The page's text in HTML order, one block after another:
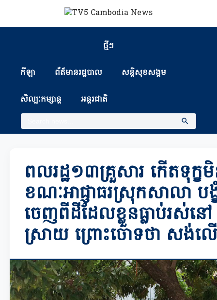
ថ្មីៗ
កីឡា ព័ត៏មានរដ្ឋបាល សន្តិសុខសង្គម
សិល្បៈកម្សាន្ត អន្តរជាតិ
ពលរដ្ឋ១៣គ្រួសារ កើតទុក្ខ
ខណៈអាជ្ញាធរស្រុកសាលា បង្ខំ
ចេញពីដីដែលខ្លួនធ្លាប់រស់ន
ស្រាយ ព្រោះចោទថា សង់ល